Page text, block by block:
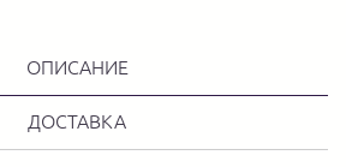
ОПИСАНИЕ
ДОСТАВКА